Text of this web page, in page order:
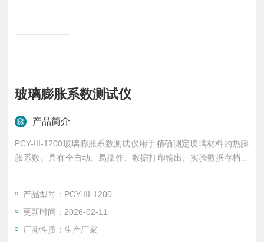
玻璃膨胀系数测试仪
产品简介
PCY-III-1200玻璃膨胀系数测试仪用于精确测定玻璃材料的热膨
胀系数。具有全自动、易操作、数据打印输出、实验数据存档、
易检索等特点。
产品型号：PCY-III-1200
更新时间：2026-02-11
厂商性质：生产厂家